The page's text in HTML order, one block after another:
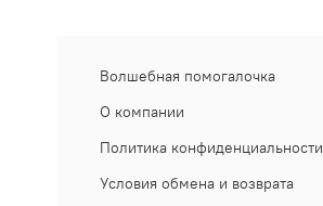
Волшебная помогалочка
О компании
Политика конфиденциальности
Условия обмена и возврата